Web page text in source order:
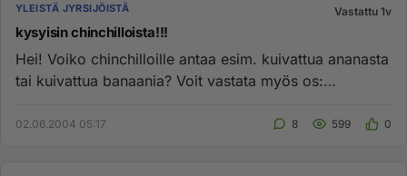
YLEISTÄ JYRSIJÖISTÄ Vastattu 1v
kysyisin chinchilloista!!!
Hei! Voiko chinchilloille antaa esim. kuivattua ananasta
tai kuivattua banaania? Voit vastata myös os:
02.06.2004 05:17 8 599 0